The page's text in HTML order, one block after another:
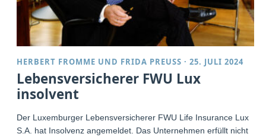
HERBERT FROMME UND FRIDA PREUSS ·25. JULI 2024
Lebensversicherer FWU Lux
insolvent
Der Luxemburger Lebensversicherer FWU Life Insurance Lux
S.A. hat Insolvenz angemeldet. Das Unternehmen erfüllt nicht